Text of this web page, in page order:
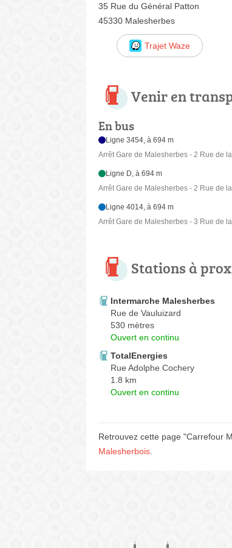
35 Rue du Général Patton
45330 Malesherbes
Trajet Waze
Venir en
En bus
Ligne 3454, à 694 m
Arrêt Gare de Malesherbes - 2 Rue de
Ligne D, à 694 m
Arrêt Gare de Malesherbes - 2 Rue de
Ligne 4014, à 694 m
Arrêt Gare de Malesherbes - 3 Rue de
Stations à
Intermarche Malesherbes
Rue de Vauluizard
530 mètres
Ouvert en continu
TotalEnergies
Rue Adolphe Cochery
1.8 km
Ouvert en continu
Retrouvez cette page "Carrefour
Malesherbois